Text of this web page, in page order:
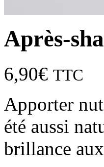
Après-
6,90€ TTC
Apporter
été aussi
brillance